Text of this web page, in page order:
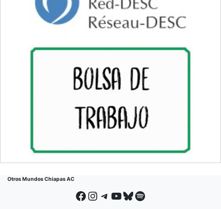
Otros Mundos Chiapas AC
Facebook Instagram Telegram YouTube Bluesky Spotify